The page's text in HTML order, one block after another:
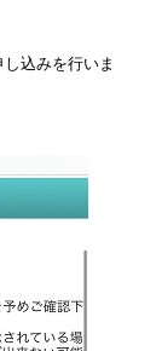
込みを行いま